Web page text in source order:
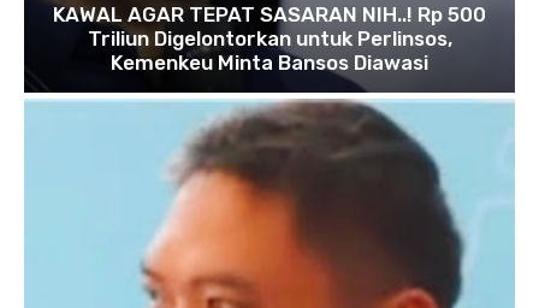
KAWAL AGAR TEPAT SASARAN NIH..! Rp 500
Triliun Digelontorkan untuk Perlinsos,
Kemenkeu Minta Bansos Diawasi